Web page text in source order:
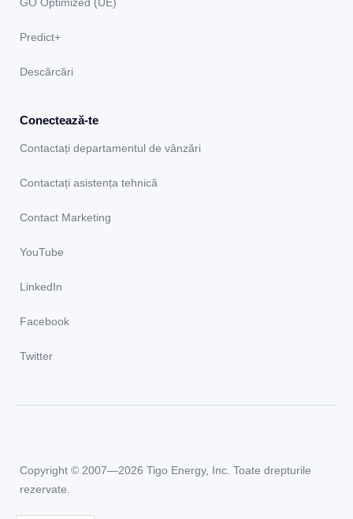
Predict+
Descărcări
Conectează-te
Contactați departamentul de vânzări
Contactați asistența tehnică
Contact Marketing
YouTube
LinkedIn
Facebook
Twitter
Copyright © 2007—2026 Tigo Energy, Inc. Toate drepturile
rezervate.